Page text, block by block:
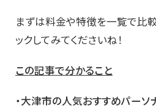
まずは料金や特徴を一覧で比
ックしてみてくださいね！
この記事で分かること
・大津市の人気おすすめパーソ